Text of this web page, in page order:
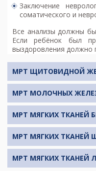
Заключение
соматического и
Все анализы должны
Если ребёнок был
выздоровления должно
МРТ ЩИТОВИДНОЙ
МРТ МОЛОЧНЫХ
МРТ МЯГКИХ ТКАНЕЙ
МРТ МЯГКИХ ТКАНЕЙ
МРТ МЯГКИХ ТКАНЕЙ